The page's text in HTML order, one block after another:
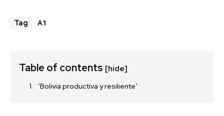
Tag A1
Table of contents [hide]
‘Bolivia productiva y resiliente’